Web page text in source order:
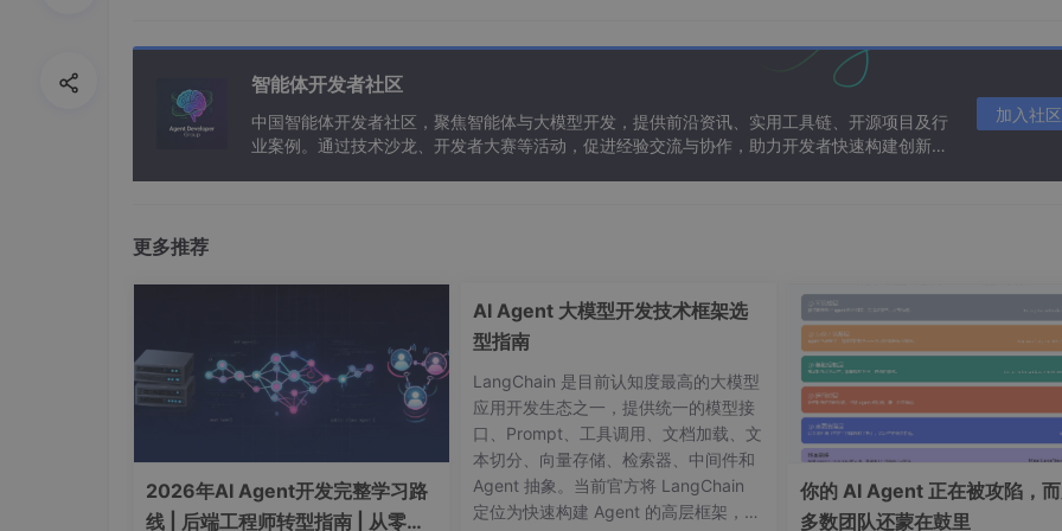
代码输出：
2、与远端模型聊天
由于大模型的使用资源消耗比较大，可能会把大模型的运行部署在远端，这是我们本地的 Python 就需要自
义客户端使它能调用远端的 Ollama API 了。
智能体开发者社区
中国智能体开发者社区，聚焦智能体与大模型开发，提供前沿资讯、实用工具链、开源项目及行
业案例。通过技术沙龙、开发者大赛等活动，促进经验交流与协作，助力开发者快速构建创新智
加入社区
更多推荐
2026年AI Agent开发完整学习路
线 | 后端工程师转型指南 | 从零到
AI Agent 大模型开发技术框架选
型指南
LangChain 是目前认知度最高的大模型
应用开发生态之一，提供统一的模型接
口、Prompt、工具调用、文档加载、文
本切分、向量存储、检索器、中间件和
Agent 抽象。当前官方将 LangChain
定位为快速构建 Agent 的高层框架，并
你的 AI Agent 正在被攻陷，
多数团队还蒙在鼓里